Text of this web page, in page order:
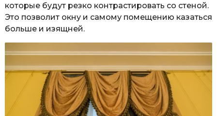
которые будут резко контрастировать со стеной.
Это позволит окну и самому помещению казаться
больше и изящней.